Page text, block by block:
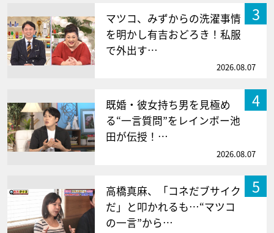
3
マツコ、みずからの洗濯事情
を明かし有吉おどろき！私服
で外出す…
2026.08.07
4
既婚・彼女持ち男を見極め
る“一言質問”をレインボー池
田が伝授！…
2026.08.07
5
高橋真麻、「コネだブサイク
だ」と叩かれるも…“マツコ
の一言”から…